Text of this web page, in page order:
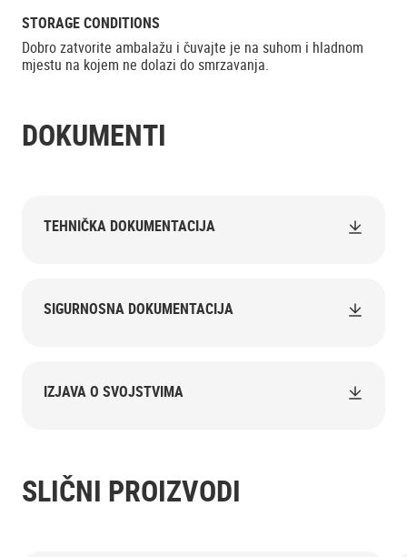
STORAGE CONDITIONS
Dobro zatvorite ambalažu i čuvajte je na suhom i hladnom
mjestu na kojem ne dolazi do smrzavanja.
DOKUMENTI
TEHNIČKA DOKUMENTACIJA
SIGURNOSNA DOKUMENTACIJA
IZJAVA O SVOJSTVIMA
SLIČNI PROIZVODI